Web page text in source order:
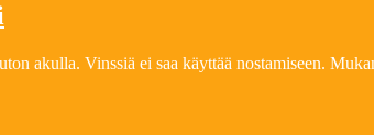
akulla. Vinssiä ei saa käyttää nostamiseen.